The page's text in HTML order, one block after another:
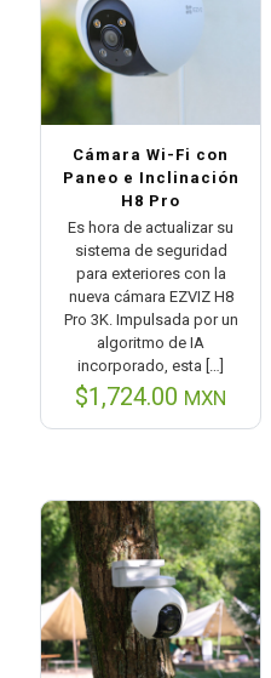
Cámara Wi-Fi con
Paneo e Inclinación
H8 Pro
Es hora de actualizar su
sistema de seguridad
para exteriores con la
nueva cámara EZVIZ H8
Pro 3K. Impulsada por un
algoritmo de IA
incorporado, esta […]
$1,724.00 MXN